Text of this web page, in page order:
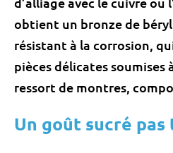
obtient un bronze de
résistant à la corrosion,
pièces délicates soumises
ressort de montres,
Un goût sucré